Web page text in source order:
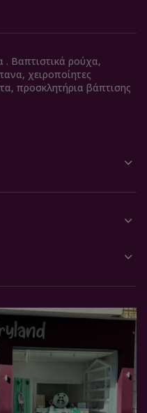
. Βαπτιστικά ρούχα,
χειροποίητες
προσκλητήρια βάπτισης